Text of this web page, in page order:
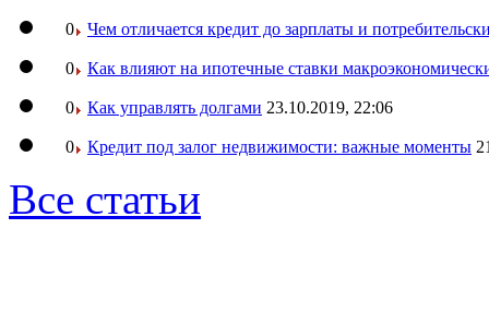
0 Чем отличается кредит до зарплаты и
0 Как влияют на ипотечные ставки
0 Как управлять долгами 23.10.2019, 22:06
0 Кредит под залог недвижимости: важные моменты
Все статьи